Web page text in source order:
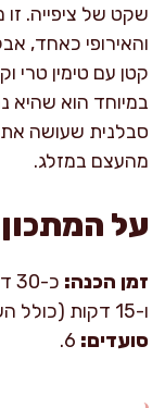
שקט של ציפייה.
והאירופי כאחד,
קטן עם טימין טרי
במיוחד הוא שהיא
סבלנית שעושה
מהעצם במזלג.
על המתכון
זמן הכנה: כ-30 דקות עבודה נטו.
ו-15 דקות (כולל השחמה).
סועדים: